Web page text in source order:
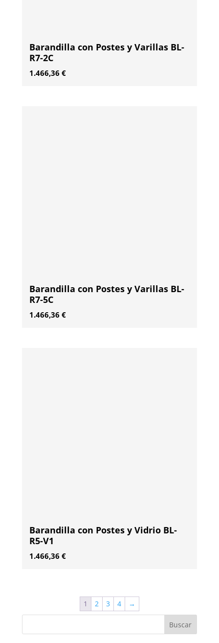
Barandilla con Postes y Varillas BL-
R7-2C
1.466,36 €
Barandilla con Postes y Varillas BL-
R7-5C
1.466,36 €
Barandilla con Postes y Vidrio BL-
R5-V1
1.466,36 €
1 2 3 4 →
Buscar